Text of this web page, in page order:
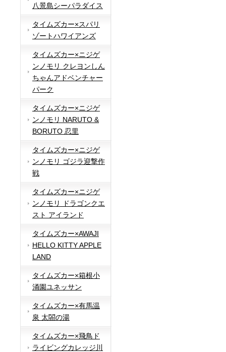
八景島シーパラダイス
タイムズカー×スパリ
ゾートハワイアンズ
タイムズカー×ニジゲ
ンノモリ クレヨンしん
ちゃんアドベンチャー
パーク
タイムズカー×ニジゲ
ンノモリ NARUTO &
BORUTO 忍里
タイムズカー×ニジゲ
ンノモリ ゴジラ迎撃作
戦
タイムズカー×ニジゲ
ンノモリ ドラゴンクエ
スト アイランド
タイムズカー×AWAJI
HELLO KITTY APPLE
LAND
タイムズカー×箱根小
涌園ユネッサン
タイムズカー×有馬温
泉 太閤の湯
タイムズカー×飛鳥ド
ライビングカレッジ川